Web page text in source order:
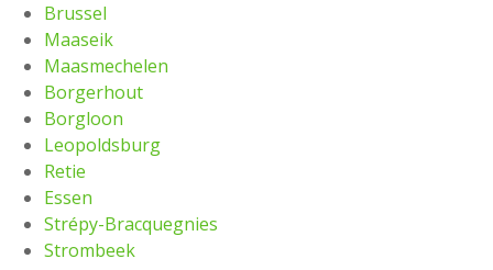
Brussel
Maaseik
Maasmechelen
Borgerhout
Borgloon
Leopoldsburg
Retie
Essen
Strépy-Bracquegnies
Strombeek